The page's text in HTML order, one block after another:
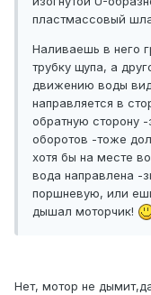
пластмассовый
Наливаешь в него
трубку щупа, а
движению воды
направляется в
обратную сторону
оборотов -тоже
хотя бы на месте
вода направлена -
поршневую, или
дышал моторчик!
Нет, мотор не